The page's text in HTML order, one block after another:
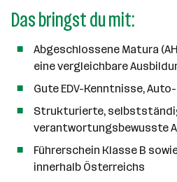
Das bringst du mit:
Abgeschlossene Matura
eine vergleichbare
Gute EDV-Kenntnisse,
Strukturierte,
verantwortungsbewusste
Führerschein Klasse B
innerhalb Österreichs